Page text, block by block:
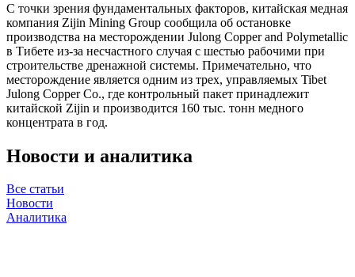
С точки зрения фундаментальных факторов, китайская медная
компания Zijin Mining Group сообщила об остановке
производства на месторождении Julong Copper and Polymetallic
в Тибете из-за несчастного случая с шестью рабочими при
строительстве дренажной системы. Примечательно, что
месторождение является одним из трех, управляемых Tibet
Julong Copper Co., где контрольный пакет принадлежит
китайской Zijin и производится 160 тыс. тонн медного
концентрата в год.
Новости и аналитика
Все статьи
Новости
Аналитика